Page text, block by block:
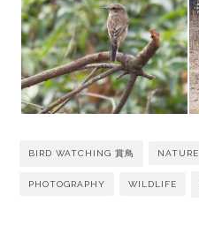
BIRD WATCHING 賞鳥 NATURE
PHOTOGRAPHY WILDLIFE